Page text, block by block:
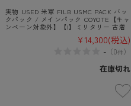
実物 USED 米軍 FILB USMC PACK バッ
クパック / メインパック COYOTE【キャ
ンペーン対象外】【I】ミリタリー 古着
¥14,300(税込)
-（0件）
在庫切れ